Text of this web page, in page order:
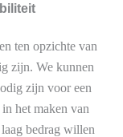
ten opzichte van
zijn. We kunnen
zijn voor een
het maken van
bedrag willen